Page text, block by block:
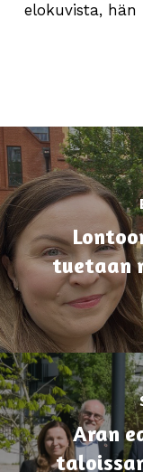
elokuvista, hän
tuetaan
Aran